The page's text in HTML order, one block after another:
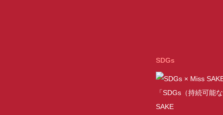
SDGs
「SDGs（持続可能
SAKE